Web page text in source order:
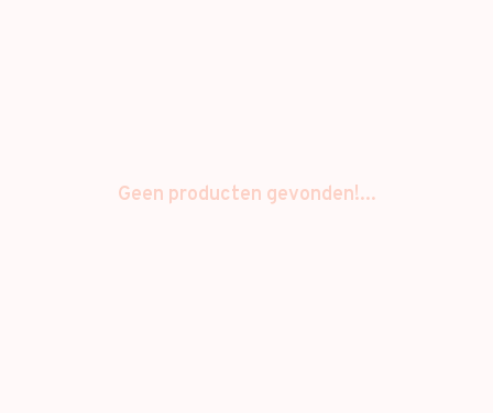
Geen producten gevonden!...